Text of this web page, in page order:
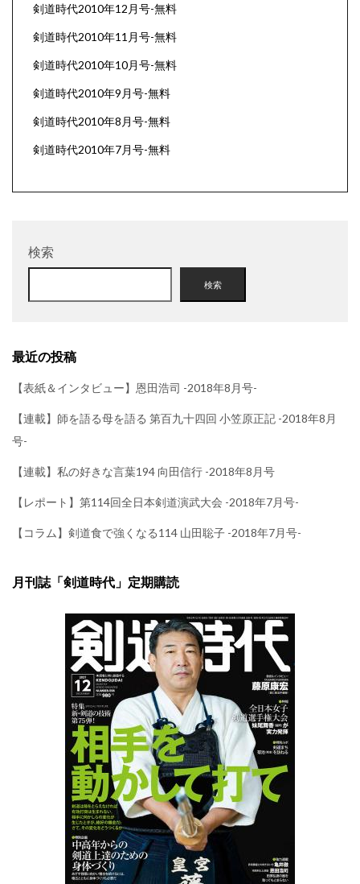
剣道時代2010年12月号-無料
剣道時代2010年11月号-無料
剣道時代2010年10月号-無料
剣道時代2010年9月号-無料
剣道時代2010年8月号-無料
剣道時代2010年7月号-無料
検索
検索
最近の投稿
【表紙＆インタビュー】恩田浩司 -2018年8月号-
【連載】師を語る母を語る 第百九十四回 小笠原正記 -2018年8月
号-
【連載】私の好きな言葉194 向田信行 -2018年8月号
【レポート】第114回全日本剣道演武大会 -2018年7月号-
【コラム】剣道食で強くなる114 山田聡子 -2018年7月号-
月刊誌「剣道時代」定期購読